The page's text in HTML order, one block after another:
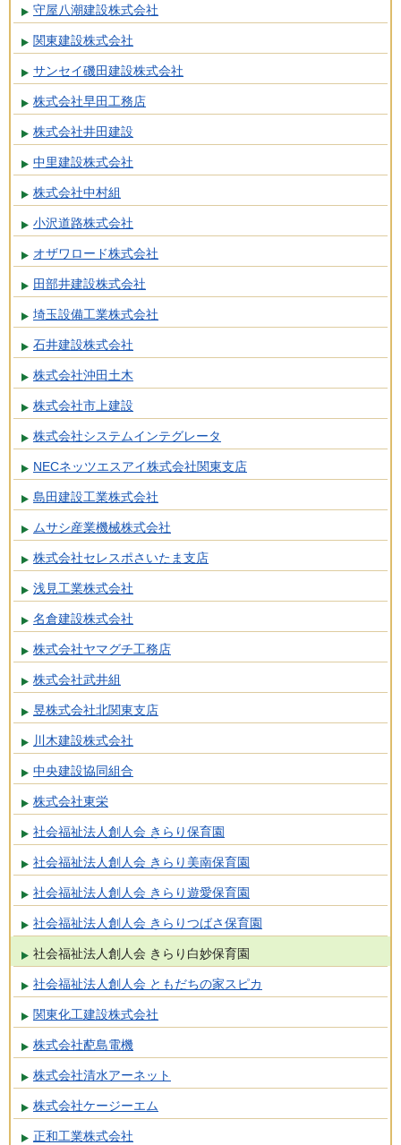
守屋八潮建設株式会社
関東建設株式会社
サンセイ磯田建設株式会社
株式会社早田工務店
株式会社井田建設
中里建設株式会社
株式会社中村組
小沢道路株式会社
オザワロード株式会社
田部井建設株式会社
埼玉設備工業株式会社
石井建設株式会社
株式会社沖田土木
株式会社市上建設
株式会社システムインテグレータ
NECネッツエスアイ株式会社関東支店
島田建設工業株式会社
ムサシ産業機械株式会社
株式会社セレスポさいたま支店
浅見工業株式会社
名倉建設株式会社
株式会社ヤマグチ工務店
株式会社武井組
昱株式会社北関東支店
川木建設株式会社
中央建設協同組合
株式会社東栄
社会福祉法人創人会 きらり保育園
社会福祉法人創人会 きらり美南保育園
社会福祉法人創人会 きらり遊愛保育園
社会福祉法人創人会 きらりつばさ保育園
社会福祉法人創人会 きらり白妙保育園
社会福祉法人創人会 ともだちの家スピカ
関東化工建設株式会社
株式会社蓜島電機
株式会社清水アーネット
株式会社ケージーエム
正和工業株式会社